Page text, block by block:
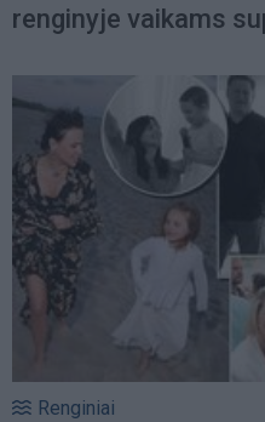
renginyje vaikams
Renginiai